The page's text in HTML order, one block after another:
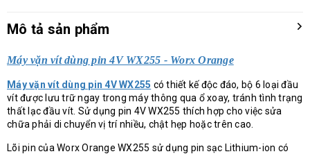
Mô tả sản phẩm
Máy vặn vít dùng pin 4V WX255 - Worx Orange
Máy vặn vít dùng pin 4V WX255 có thiết kế độc đáo, bộ 6 loại đầu
vít được lưu trữ ngay trong máy thông qua ổ xoay, tránh tình trạng
thất lạc đầu vít. Sử dụng pin 4V WX255 thích hợp cho việc sửa
chữa phải di chuyển vị trí nhiều, chật hẹp hoặc trên cao.
Lõi pin của Worx Orange WX255 sử dụng pin sạc Lithium-ion có